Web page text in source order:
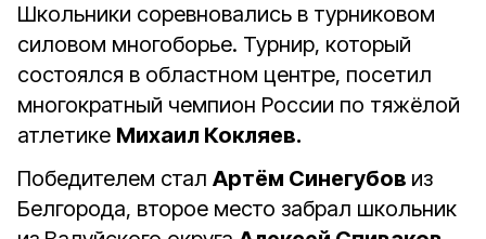
Школьники соревновались в турниковом
силовом многоборье. Турнир, который
состоялся в областном центре, посетил
многократный чемпион России по тяжёлой
атлетике Михаил Кокляев.
Победителем стал Артём Синегубов из
Белгорода, второе место забрал школьник